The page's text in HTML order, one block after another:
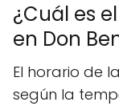
¿Cuál es
en Don
El horario de
según la